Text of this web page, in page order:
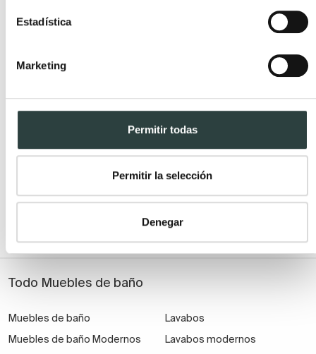
Estadística
Marketing
Permitir todas
Permitir la selección
Denegar
Cómo elegir el lavabo de baño correcto
Todo Muebles de baño
Muebles de baño
Muebles de baño Modernos
Lavabos
Lavabos modernos